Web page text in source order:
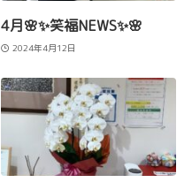
4月🌸✨笑福NEWS✨🌸
2024年4月12日